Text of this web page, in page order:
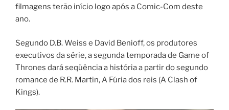
filmagens terão início logo após a Comic-Com deste
ano.
Segundo D.B. Weiss e David Benioff, os produtores
executivos da série, a segunda temporada de Game of
Thrones dará seqüência a história a partir do segundo
romance de R.R. Martin, A Fúria dos reis (A Clash of
Kings).